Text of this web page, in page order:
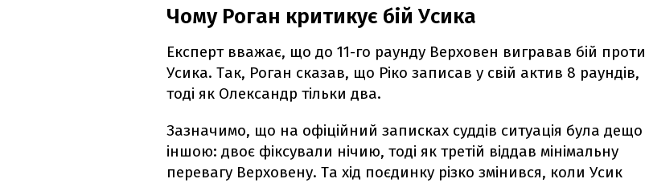
Чому Роган критикує бій Усика
Експерт вважає, що до 11-го раунду Верховен вигравав бій проти
Усика. Так, Роган сказав, що Ріко записав у свій актив 8 раундів,
тоді як Олександр тільки два.
Зазначимо, що на офіційний записках суддів ситуація була дещо
іншою: двоє фіксували нічию, тоді як третій віддав мінімальну
перевагу Верховену. Та хід поєдинку різко змінився, коли Усик